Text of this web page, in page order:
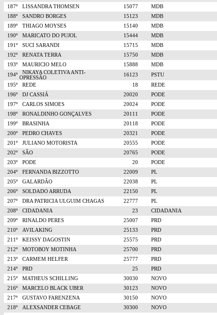
187º
LISSANDRA THOMSEN 15077
MDB
188º
SANDRO BORGES 15123
MDB
189º
THIAGO MOYSES 15140
MDB
190º
MARICATO DO PUJOL 15444
MDB
191º
SUCI SARANDI 15715
MDB
192º
RENATA TERRA 15750
MDB
193º
MAURICIO MELO 15888
MDB
194º
NIKAYA COLETIVA ANTI-
OPRESSÃO
16123
PSTU
195º
REDE 18
REDE
196º
DJ CASSIÁ 20020
PODE
197º
CARLOS SIMOES 20024
PODE
198º
RONALDINHO GONÇALVES 20111
PODE
199º
BRASINHA 20118
PODE
200º
PEDRO CHAVES 20321
PODE
201º
JULIANO MOTORISTA 20555
PODE
202º
SÃO 20765
PODE
203º
PODE 20
PODE
204º
FERNANDA BIZZOTTO 22009
PL
205º
GALARDÃO 22038
PL
206º
SOLDADO ARRUDA 22150
PL
207º
DRA PATRICIA ULGUIM CHAGAS 22777
PL
208º
CIDADANIA 23
CIDADANIA
209º
RINALDO PERES 25007
PRD
210º
AVILAKING 25133
PRD
211º
KEISSY DAGOSTIN 25575
PRD
212º
MOTOBOY MOTINHA 25700
PRD
213º
CARMEM HELFER 25777
PRD
214º
PRD 25
PRD
215º
MATHEUS SCHILLING 30030
NOVO
216º
MARCELO BLACK UBER 30123
NOVO
217º
GUSTAVO FARENZENA 30150
NOVO
218º
ALEXSANDER CEBAGE 30300
NOVO